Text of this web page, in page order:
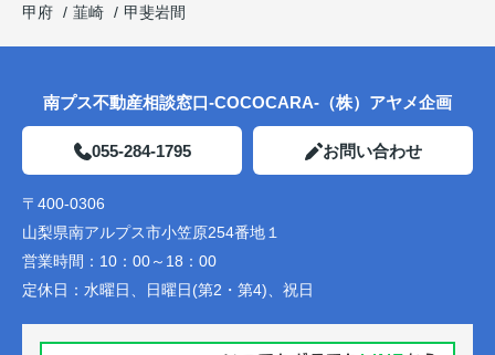
甲府
韮崎 甲斐岩間
南プス不動産相談窓口-COCOCARA-（株）アヤメ企画
055-284-1795 お問い合わせ
〒400-0306
山梨県南アルプス市小笠原254番地１
営業時間： 10：00～18：00
定休日： 水曜日、日曜日(第2・第4)、祝日